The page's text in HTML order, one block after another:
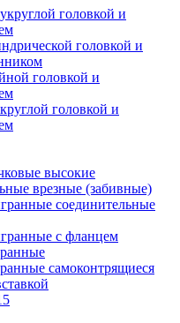
головкой и
головкой и
головкой и
головкой и
высокие
врезные (забивные)
соединительные
с фланцем
самоконтрящиеся